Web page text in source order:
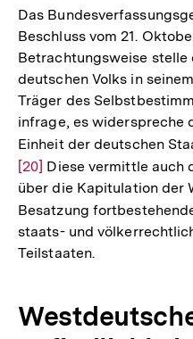
Das
Beschluss vom 21.
Betrachtungsweise stelle
deutschen Volks in
Träger des
infrage, es widerspreche
Einheit der deutschen
[20] Diese vermittle auch
über die Kapitulation der
Besatzung
staats- und
Teilstaaten.